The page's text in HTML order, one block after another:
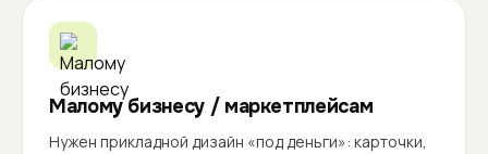
Малому бизнесу / маркетплейсам
Нужен прикладной дизайн «под деньги»: карточки,